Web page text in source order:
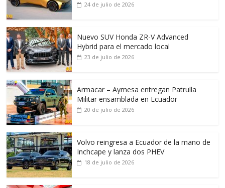
24 de julio de 2026
Nuevo SUV Honda ZR-V Advanced
Hybrid para el mercado local
23 de julio de 2026
Armacar – Aymesa entregan Patrulla
Militar ensamblada en Ecuador
20 de julio de 2026
Volvo reingresa a Ecuador de la mano de
Inchcape y lanza dos PHEV
18 de julio de 2026